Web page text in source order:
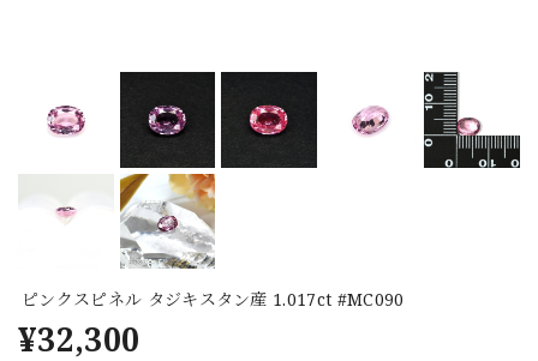
ピンクスピネル タジキスタン産 1.017ct #MC090
¥32,300